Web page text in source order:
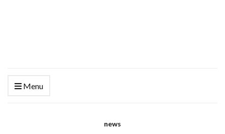
Menu
news